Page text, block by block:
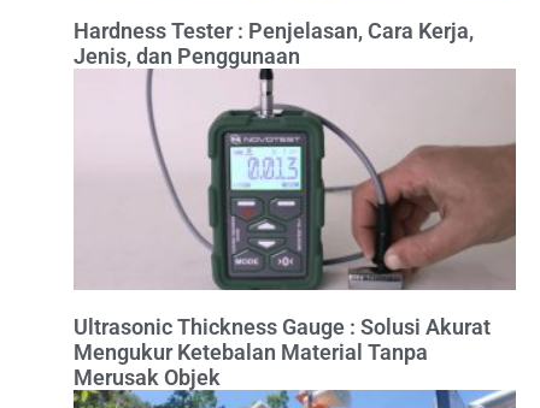
Hardness Tester : Penjelasan, Cara Kerja,
Jenis, dan Penggunaan
Ultrasonic Thickness Gauge : Solusi Akurat
Mengukur Ketebalan Material Tanpa
Merusak Objek